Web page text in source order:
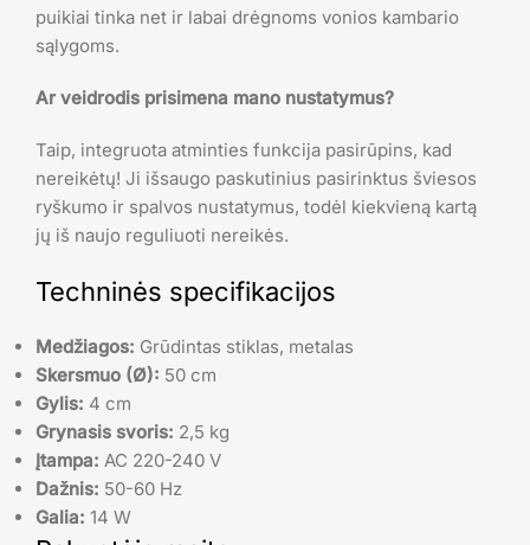
puikiai tinka net ir labai drėgnoms vonios kambario
sąlygoms.
Ar veidrodis prisimena mano nustatymus?
Taip, integruota atminties funkcija pasirūpins, kad
nereikėtų! Ji išsaugo paskutinius pasirinktus šviesos
ryškumo ir spalvos nustatymus, todėl kiekvieną kartą
jų iš naujo reguliuoti nereikės.
Techninės specifikacijos
Medžiagos: Grūdintas stiklas, metalas
Skersmuo (Ø): 50 cm
Gylis: 4 cm
Grynasis svoris: 2,5 kg
Įtampa: AC 220-240 V
Dažnis: 50-60 Hz
Galia: 14 W